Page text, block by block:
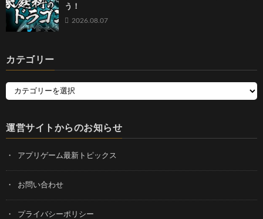
う！
2026.08.07
カテゴリー
運営サイトからのお知らせ
アプリゲーム最新トピックス
お問い合わせ
プライバシーポリシー